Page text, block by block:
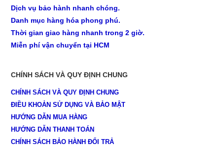
Dịch vụ bảo hành nhanh chóng.
Danh mục hàng hóa phong phú.
Thời gian giao hàng nhanh trong 2 giờ.
Miễn phí vận chuyển tại HCM
CHÍNH SÁCH VÀ QUY ĐỊNH CHUNG
CHÍNH SÁCH VÀ QUY ĐỊNH CHUNG
ĐIỀU KHOẢN SỬ DỤNG VÀ BẢO MẬT
HƯỚNG DẪN MUA HÀNG
HƯỚNG DẪN THANH TOÁN
CHÍNH SÁCH BẢO HÀNH ĐỔI TRẢ